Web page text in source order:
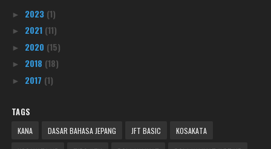
► 2023 (1)
► 2021 (11)
► 2020 (15)
► 2018 (18)
► 2017 (1)
TAGS
KANA DASAR BAHASA JEPANG JFT BASIC KOSAKATA